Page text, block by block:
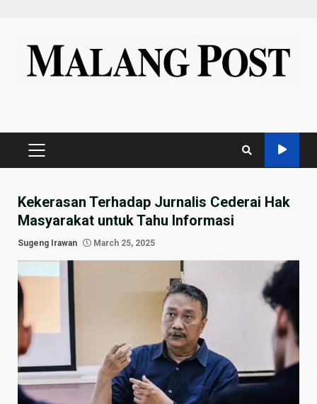
content
PRIMARY
Kekerasan Terhadap Jurnalis Cederai Hak
Masyarakat untuk Tahu Informasi
Sugeng Irawan March 25, 2025